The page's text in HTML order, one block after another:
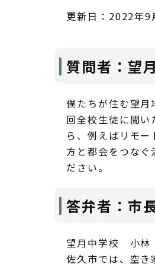
更新日：2022年9
質問者：望
僕たちが住む望月
回全校生徒に聞
ら、例えばリモ
方と都会をつなぐ
ださい。
答弁者：市
望月中学校 小林
佐久市では、空き